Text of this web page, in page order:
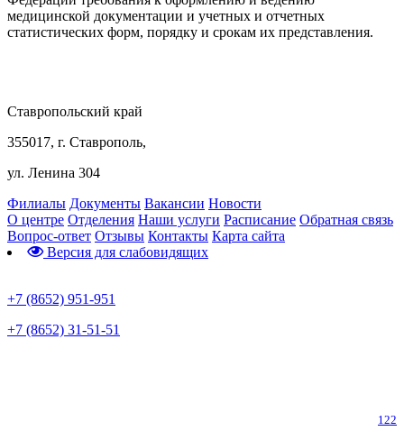
медицинской документации и учетных и отчетных
статистических форм, порядку и срокам их представления.
Ставропольский край
355017, г. Ставрополь,
ул. Ленина 304
Филиалы Документы Вакансии Новости
О центре Отделения Наши услуги Расписание Обратная связь
Вопрос-ответ Отзывы Контакты Карта сайта
Версия для слабовидящих
+7 (8652) 951-951
+7 (8652) 31-51-51
122